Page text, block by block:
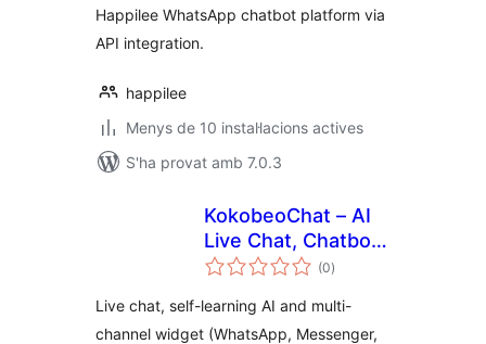
Happilee WhatsApp chatbot platform via
API integration.
happilee
Menys de 10 instal·lacions actives
S'ha provat amb 7.0.3
KokobeoChat – AI
Live Chat, Chatbot
& Multi-Channel
(0puntuacions
totals
)
Live chat, self-learning AI and multi-
channel widget (WhatsApp, Messenger,